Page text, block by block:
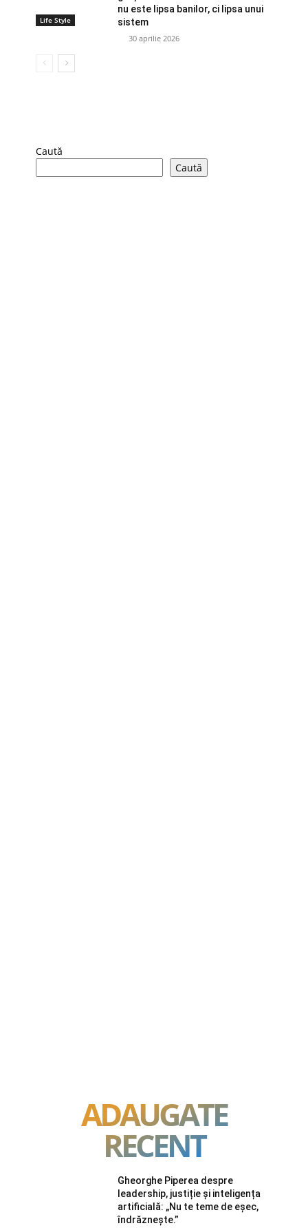
Life Style
nu este lipsa banilor, ci lipsa unui
sistem
30 aprilie 2026
Caută
Caută
ADAUGATE
RECENT
Gheorghe Piperea despre
leadership, justiție și inteligența
artificială: „Nu te teme de eșec,
îndrăznește.”